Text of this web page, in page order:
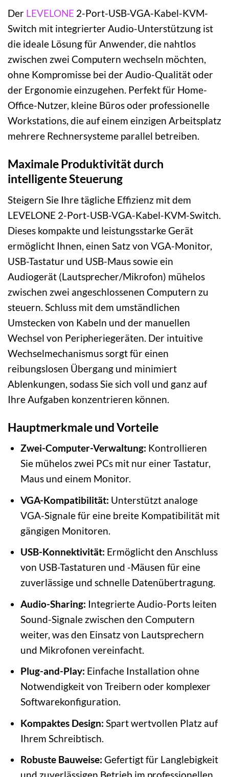
Der LEVELONE 2-Port-USB-VGA-Kabel-KVM-
Switch mit integrierter Audio-Unterstützung ist
die ideale Lösung für Anwender, die nahtlos
zwischen zwei Computern wechseln möchten,
ohne Kompromisse bei der Audio-Qualität oder
der Ergonomie einzugehen. Perfekt für Home-
Office-Nutzer, kleine Büros oder professionelle
Workstations, die auf einem einzigen Arbeitsplatz
mehrere Rechnersysteme parallel betreiben.
Maximale Produktivität durch
intelligente Steuerung
Steigern Sie Ihre tägliche Effizienz mit dem
LEVELONE 2-Port-USB-VGA-Kabel-KVM-Switch.
Dieses kompakte und leistungsstarke Gerät
ermöglicht Ihnen, einen Satz von VGA-Monitor,
USB-Tastatur und USB-Maus sowie ein
Audiogerät (Lautsprecher/Mikrofon) mühelos
zwischen zwei angeschlossenen Computern zu
steuern. Schluss mit dem umständlichen
Umstecken von Kabeln und der manuellen
Wechsel von Peripheriegeräten. Der intuitive
Wechselmechanismus sorgt für einen
reibungslosen Übergang und minimiert
Ablenkungen, sodass Sie sich voll und ganz auf
Ihre Aufgaben konzentrieren können.
Hauptmerkmale und Vorteile
Zwei-Computer-Verwaltung: Kontrollieren
Sie mühelos zwei PCs mit nur einer Tastatur,
Maus und einem Monitor.
VGA-Kompatibilität: Unterstützt analoge
VGA-Signale für eine breite Kompatibilität mit
gängigen Monitoren.
USB-Konnektivität: Ermöglicht den Anschluss
von USB-Tastaturen und -Mäusen für eine
zuverlässige und schnelle Datenübertragung.
Audio-Sharing: Integrierte Audio-Ports leiten
Sound-Signale zwischen den Computern
weiter, was den Einsatz von Lautsprechern
und Mikrofonen vereinfacht.
Plug-and-Play: Einfache Installation ohne
Notwendigkeit von Treibern oder komplexer
Softwarekonfiguration.
Kompaktes Design: Spart wertvollen Platz auf
Ihrem Schreibtisch.
Robuste Bauweise: Gefertigt für Langlebigkeit